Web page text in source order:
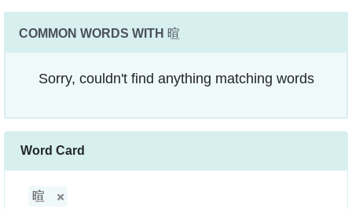
COMMON WORDS WITH 暄
Sorry, couldn't find anything matching words
Word Card
暄